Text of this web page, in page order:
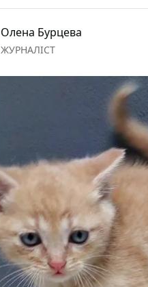
Олена Бурцева
ЖУРНАЛІСТ